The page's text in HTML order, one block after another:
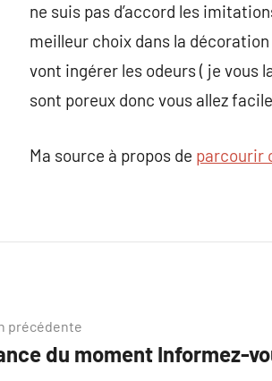
ne suis pas d’accord les
meilleur choix dans la
vont ingérer les odeurs ( je vous
sont poreux donc vous allez
Ma source à propos de parcourir
précédente
du moment Informez-